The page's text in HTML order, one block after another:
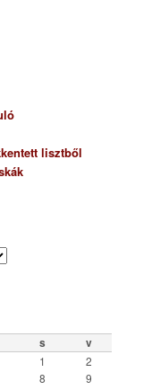
lisztből
s v
1
2
8
9